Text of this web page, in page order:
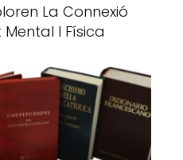
La Connexió
Mental I Física